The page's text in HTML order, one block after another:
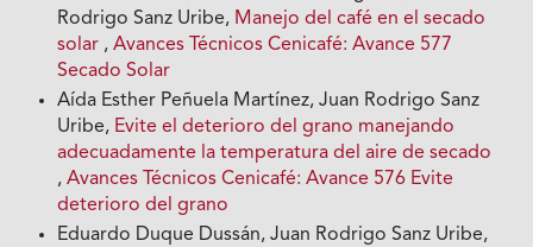
Rodrigo Sanz Uribe, Manejo del café en el secado
solar ,Avances Técnicos Cenicafé: Avance 577
Secado Solar
Aída Esther Peñuela Martínez, Juan Rodrigo Sanz
Uribe, Evite el deterioro del grano manejando
adecuadamente la temperatura del aire de secado
,Avances Técnicos Cenicafé: Avance 576 Evite
deterioro del grano
Eduardo Duque Dussán, Juan Rodrigo Sanz Uribe,